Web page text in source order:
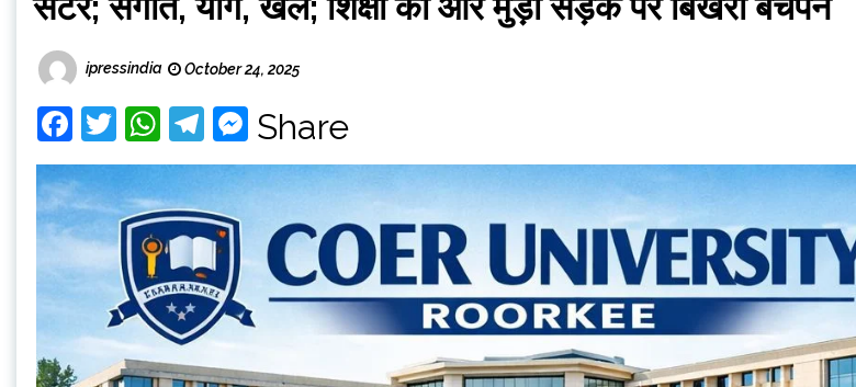
ipressindia October 24, 2025
Facebook
Twitter
WhatsApp
Telegram
Messenger
Share